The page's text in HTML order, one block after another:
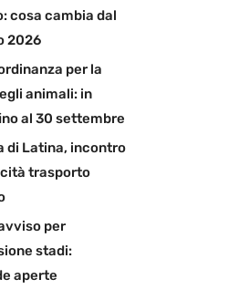
cosa cambia dal
2026
per la
animali: in
al 30 settembre
di Latina, incontro
trasporto
per
stadi:
aperte